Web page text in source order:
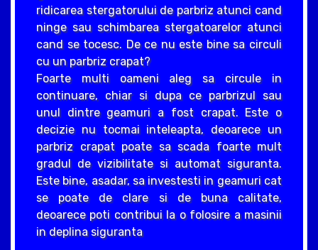
ridicarea stergatorului de parbriz atunci cand
ninge sau schimbarea stergatoarelor atunci
cand se tocesc. De ce nu este bine sa circuli
cu un parbriz crapat?
Foarte multi oameni aleg sa circule in
continuare, chiar si dupa ce parbrizul sau
unul dintre geamuri a fost crapat. Este o
decizie nu tocmai inteleapta, deoarece un
parbriz crapat poate sa scada foarte mult
gradul de vizibilitate si automat siguranta.
Este bine, asadar, sa investesti in geamuri cat
se poate de clare si de buna calitate,
deoarece poti contribui la o folosire a masinii
in deplina siguranta